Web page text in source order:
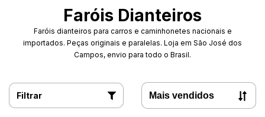
Faróis Dianteiros
Faróis dianteiros para carros e caminhonetes nacionais e
importados. Peças originais e paralelas. Loja em São José dos
Campos, envio para todo o Brasil.
Filtrar